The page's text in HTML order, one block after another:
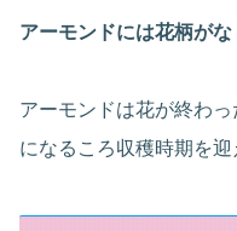
アーモンドには花柄が
アーモンドは花が終わ
になるころ収穫時期を迎